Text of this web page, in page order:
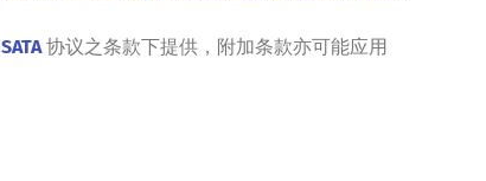
SATA协议之条款下提供，附加条款亦可能应用